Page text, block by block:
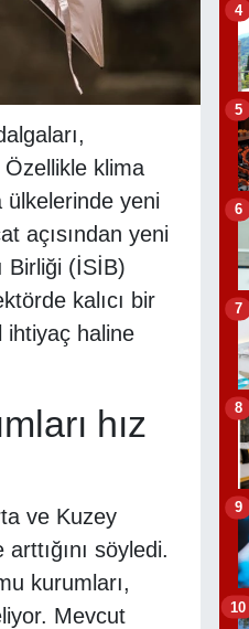
klima
ülkelerinde yeni
açısından yeni
Birliği (İSİB)
kalıcı bir
ihtiyaç haline
hız
ve Kuzey
söyledi.
kurumları,
Mevcut
4
5
6
7
8
9
10